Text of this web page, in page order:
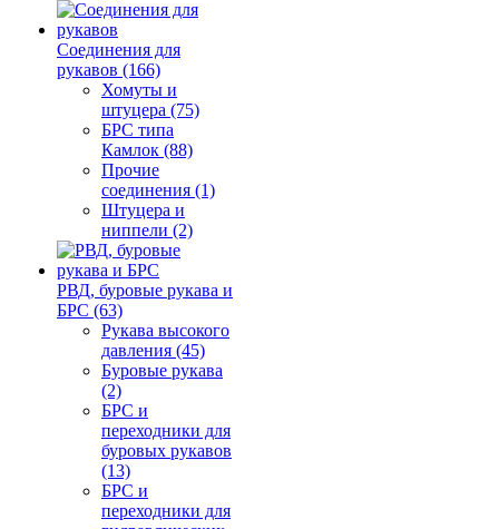
Соединения для
рукавов (166)
Хомуты и
штуцера (75)
БРС типа
Камлок (88)
Прочие
соединения (1)
Штуцера и
ниппели (2)
РВД, буровые рукава и
БРС (63)
Рукава высокого
давления (45)
Буровые рукава
(2)
БРС и
переходники для
буровых рукавов
(13)
БРС и
переходники для